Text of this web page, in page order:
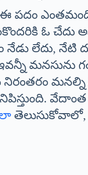
పదం
ఓ చేదు
నేడు లేదు, నేటి
మనసును
నిరంతరం
తెలుసుకోవాలో,